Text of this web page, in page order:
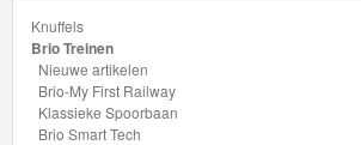
Brio
Smart
Tech
Knuffels
Brio Treinen
Nieuwe artikelen
Brio-My First Railway
Klassieke Spoorbaan
Brio Smart Tech